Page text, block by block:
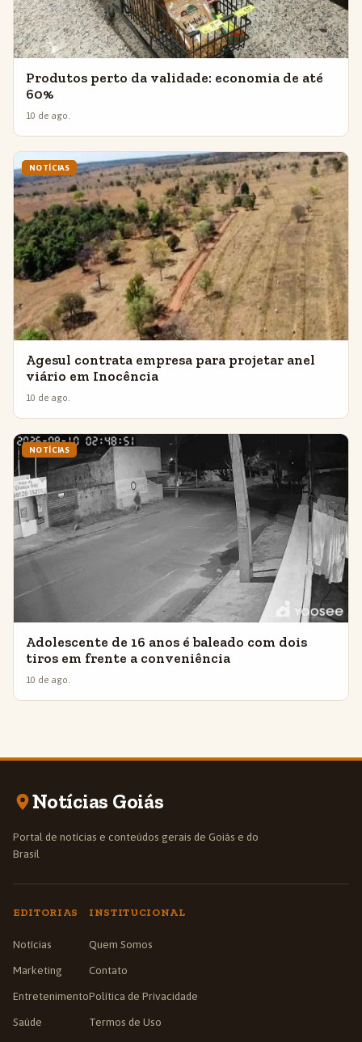
Produtos perto da validade: economia de até
60%
10 de ago.
NOTÍCIAS
Agesul contrata empresa para projetar anel
viário em Inocência
10 de ago.
NOTÍCIAS
Adolescente de 16 anos é baleado com dois
tiros em frente a conveniência
10 de ago.
Notícias Goiás
Portal de notícias e conteúdos gerais de Goiás e do
Brasil
EDITORIAS
Notícias
Marketing
Entretenimento
Saúde
INSTITUCIONAL
Quem Somos
Contato
Política de Privacidade
Termos de Uso